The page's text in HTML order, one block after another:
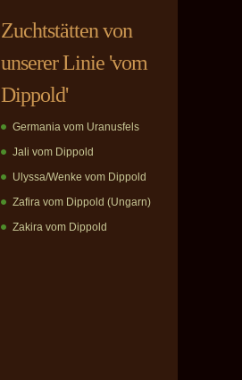
Zuchtstätten von
unserer Linie 'vom
Dippold'
Germania vom Uranusfels
Jali vom Dippold
Ulyssa/Wenke vom Dippold
Zafira vom Dippold (Ungarn)
Zakira vom Dippold